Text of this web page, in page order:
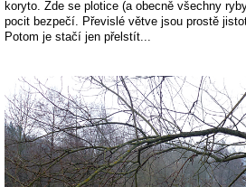
koryto. Zde se plotice (a obecně všechny
pocit bezpečí. Převislé větve jsou prostě
Potom je stačí jen přelstít...